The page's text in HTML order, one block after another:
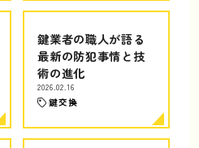
鍵業者の職人が語る
最新の防犯事情と技
術の進化
2026.02.16
鍵交換